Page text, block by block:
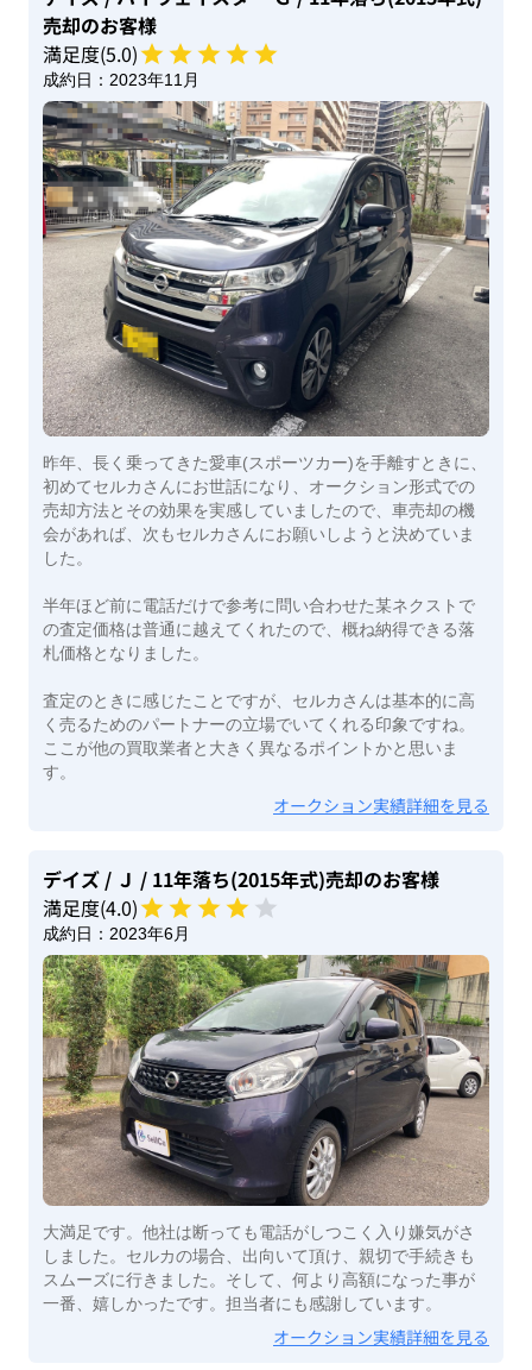
売却のお客様
満足度(5.0)
成約日： 2023年11月
昨年、長く乗ってきた愛車(スポーツカー)を手離すときに、
初めてセルカさんにお世話になり、オークション形式での
売却方法とその効果を実感していましたので、車売却の機
会があれば、次もセルカさんにお願いしようと決めていま
した。
半年ほど前に電話だけで参考に問い合わせた某ネクストで
の査定価格は普通に越えてくれたので、概ね納得できる落
札価格となりました。
査定のときに感じたことですが、セルカさんは基本的に高
く売るためのパートナーの立場でいてくれる印象ですね。
ここが他の買取業者と大きく異なるポイントかと思いま
す。
オークション実績詳細を見る
デイズ / Ｊ / 11年落ち(2015年式)売却のお客様
満足度(4.0)
成約日： 2023年6月
大満足です。他社は断っても電話がしつこく入り嫌気がさ
しました。セルカの場合、出向いて頂け、親切で手続きも
スムーズに行きました。そして、何より高額になった事が
一番、嬉しかったです。担当者にも感謝しています。
オークション実績詳細を見る